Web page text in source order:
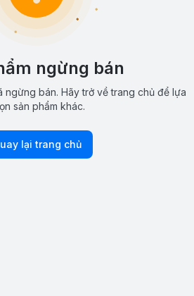
ngừng bán
ngừng bán. Hãy trở về trang chủ để lựa
sản phẩm khác.
lại trang chủ